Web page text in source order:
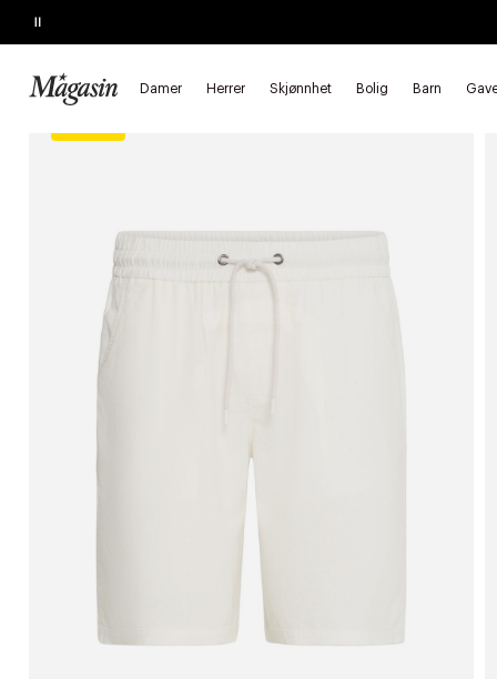
Pause
Damer Herrer Skjønnhet Bolig Barn
SALGET SLUTTER I KVELD
Forside